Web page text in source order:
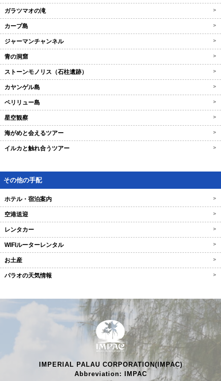
ガラツマオの滝 >
カープ島 >
ジャーマンチャンネル >
青の洞窟 >
ストーンモノリス（石柱遺跡） >
カヤンゲル島 >
ペリリュー島 >
星空観察 >
海がめと会えるツアー >
イルカと触れ合うツアー >
その他の手配
ホテル・宿泊案内 >
空港送迎 >
レンタカー >
WIFIルーターレンタル >
お土産 >
パラオの天気情報 >
IMPERIAL PALAU CORPORATION(IMPAC)
Abbreviation: IMPAC